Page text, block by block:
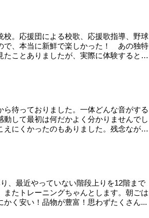
。応援団による校歌、応援歌指導、野球
で、本当に新鮮で楽しかった！ あの独特
ことありましたが、実際に体験すると
待っておりました。一体どんな音がする
して最初は何だかよく分かりませんでし
にくかったのもありました。残念なが
、最近やっていない階段上りを12階まで
たトレーニングちゃんとします。朝ごは
く安い！品物が豊富！思わずたくさん...